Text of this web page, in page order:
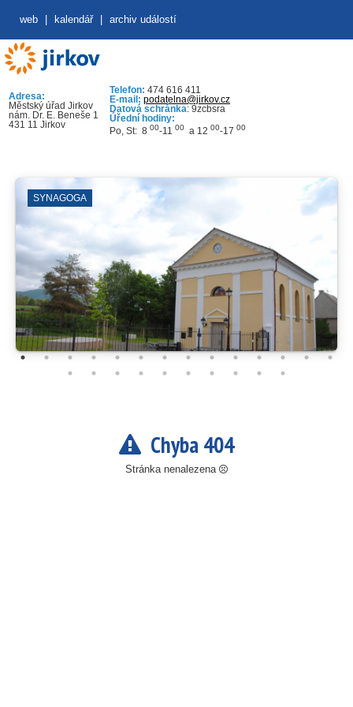
web kalendář archiv událostí
Adresa:
Městský úřad Jirkov
nám. Dr. E. Beneše 1
431 11 Jirkov
Telefon: 474 616 411
E-mail: podatelna@jirkov.cz
Datová schránka: 9zcbsra
Úřední hodiny:
Po, St: 8 00-11 00 a 12 00-17 00
SYNAGOGA
Chyba 404
Stránka nenalezena